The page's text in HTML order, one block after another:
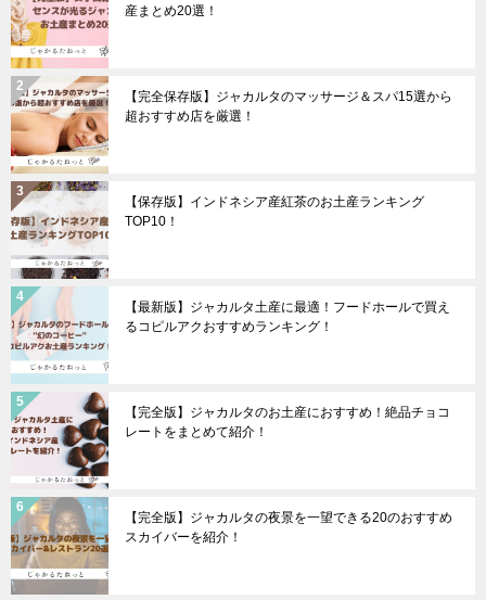
産まとめ20選！
【完全保存版】ジャカルタのマッサージ＆スパ15選から
超おすすめ店を厳選！
【保存版】インドネシア産紅茶のお土産ランキング
TOP10！
【最新版】ジャカルタ土産に最適！フードホールで買え
るコピルアクおすすめランキング！
【完全版】ジャカルタのお土産におすすめ！絶品チョコ
レートをまとめて紹介！
【完全版】ジャカルタの夜景を一望できる20のおすすめ
スカイバーを紹介！